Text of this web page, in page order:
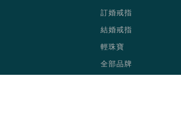
訂婚戒指
結婚戒指
輕珠寶
全部品牌